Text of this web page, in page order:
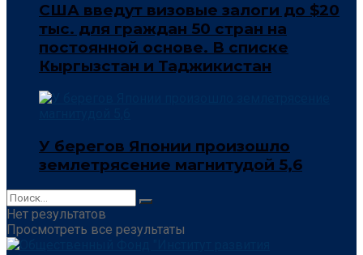
США введут визовые залоги до $20
тыс. для граждан 50 стран на
постоянной основе. В списке
Кыргызстан и Таджикистан
У берегов Японии произошло
землетрясение магнитудой 5,6
Нет результатов
Просмотреть все результаты